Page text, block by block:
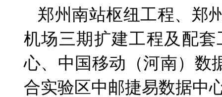
郑州南站枢纽工程、郑
机场三期扩建工程及配
心、中国移动（河南）数
合实验区中邮捷易数据中